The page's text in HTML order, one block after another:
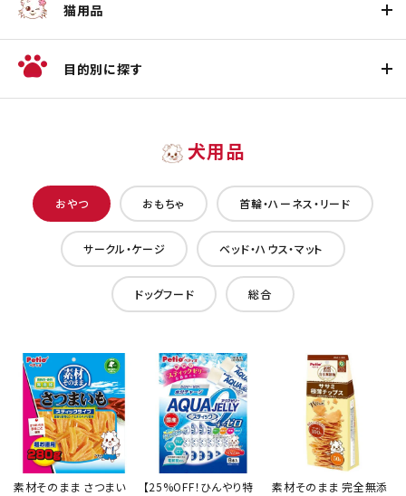
猫用品
目的別に探す
犬用品
おやつ おもちゃ 首輪・ハーネス・リード
サークル・ケージ ベッド・ハウス・マット
ドッグフード 総合
素材そのまま さつまい
【25%OFF！ひんやり特
素材そのまま 完全無添